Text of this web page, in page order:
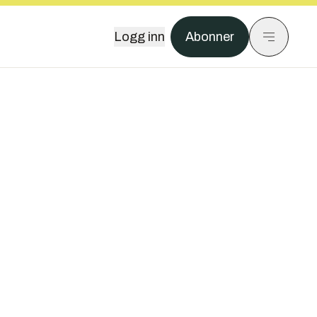
Logg inn Abonner